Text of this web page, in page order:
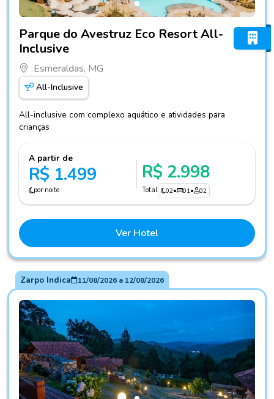
Fotos do hotel Parque do Avestruz Eco Resort All-Inclusive
Parque do Avestruz Eco Resort All-
Inclusive
Esmeraldas, MG
All-Inclusive
All-inclusive com complexo aquático e atividades para
crianças
A partir de
R$ 1.499
por noite
R$ 2.998
Total 02• 01• 02
Ver Hotel
Zarpo Indica 11/08/2026a 12/08/2026